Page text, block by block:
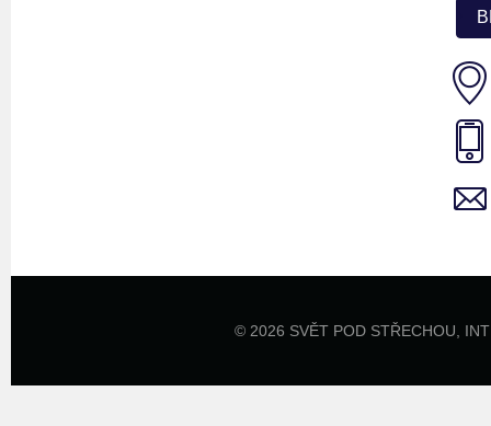
© 2026 SVĚT POD STŘECHOU,